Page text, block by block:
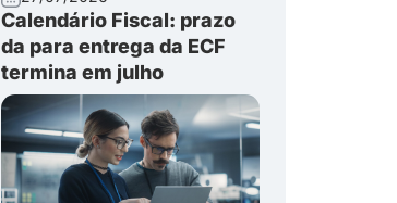
Calendário Fiscal: prazo
da para entrega da ECF
termina em julho